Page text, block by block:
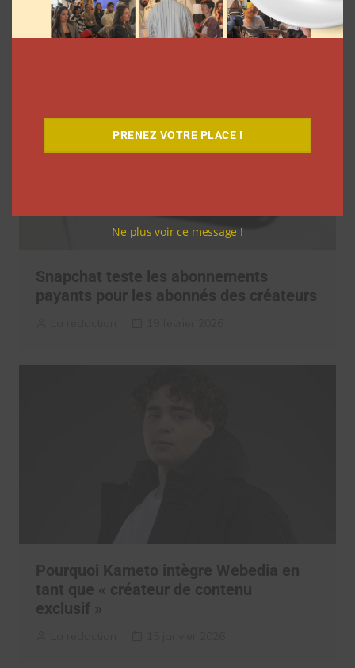
La rédaction 23 février 2026
Snapchat teste les abonnements
payants pour les abonnés des créateurs
Pourquoi Kameto intègre Webedia en
tant que « créateur de contenu
exclusif »
PRENEZ VOTRE PLACE !
Ne plus voir ce message !